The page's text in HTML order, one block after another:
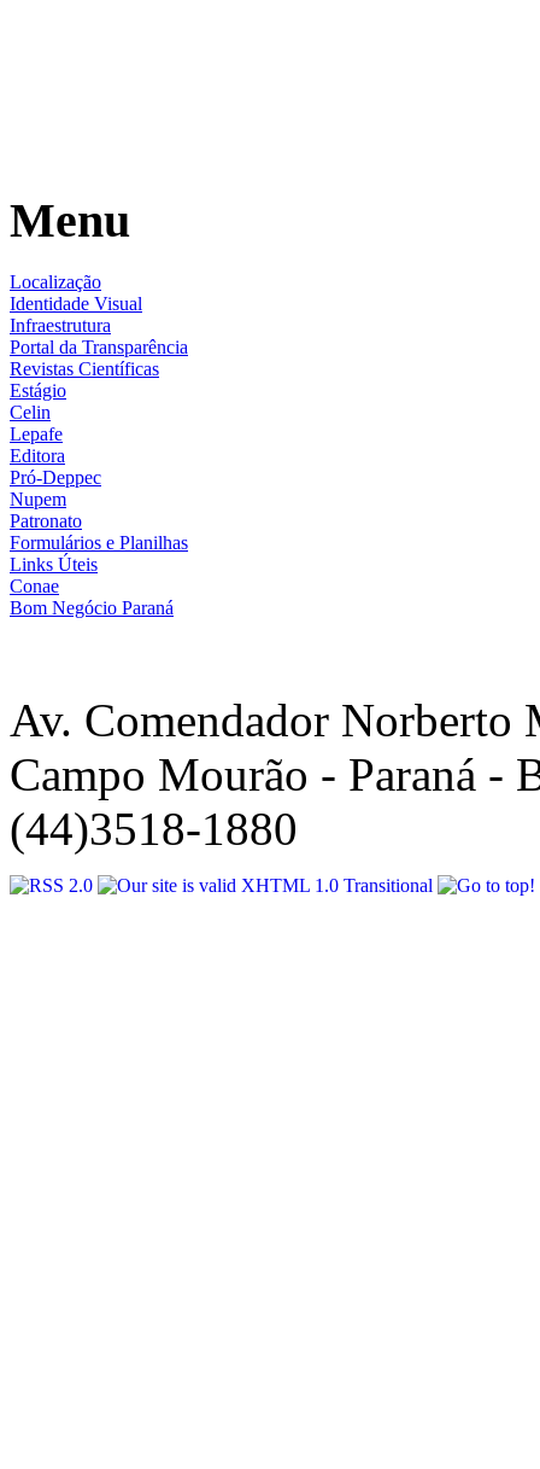
Menu
Localização
Identidade Visual
Infraestrutura
Portal da Transparência
Revistas Científicas
Estágio
Celin
Lepafe
Editora
Pró-Deppec
Nupem
Patronato
Formulários e Planilhas
Links Úteis
Conae
Bom Negócio Paraná
Av. Comendador Norberto
Campo Mourão - Paraná -
(44)3518-1880